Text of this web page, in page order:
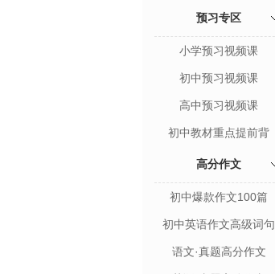
预习专区
小学预习视频课
初中预习视频课
高中预习视频课
初中教材重点提前背
高分作文
初中爆款作文100篇
初中英语作文高级词句
语文·真题高分作文